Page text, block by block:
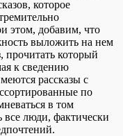
которое
этом, добавим, что
выложить на нем
прочитать который
к сведению
рассказы с
по
в том
все люди, фактически